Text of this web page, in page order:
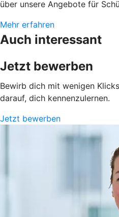
über unsere Angebote für
Mehr erfahren
Auch interessant
Jetzt bewerben
Bewirb dich mit wenigen
darauf, dich kennenzulernen.
Jetzt bewerben